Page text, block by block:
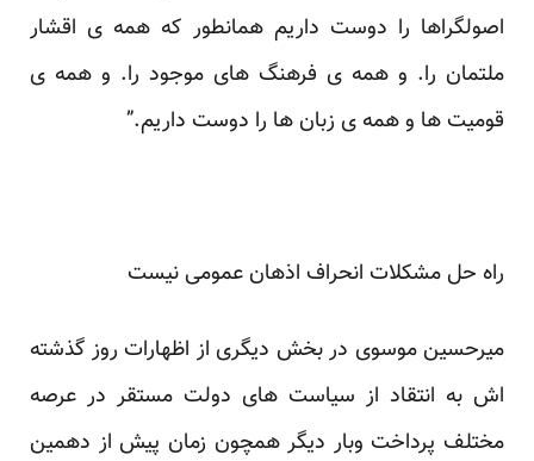
اصولگراها را دوست داریم همانطور که همه ی اقشار
ملتمان را. و همه ی فرهنگ های موجود را. و همه ی
قومیت ها و همه ی زبان ها را دوست داریم.”
راه حل مشکلات انحراف اذهان عمومی نیست
میرحسین موسوی در بخش دیگری از اظهارات روز گذشته
اش به انتقاد از سیاست های دولت مستقر در عرصه
مختلف پرداخت وبار دیگر همچون زمان پیش از دهمین